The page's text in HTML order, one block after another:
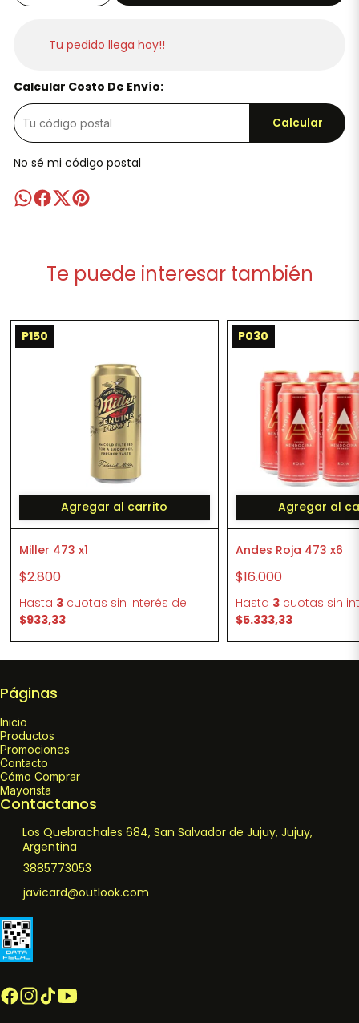
Tu pedido llega hoy!!
Calcular Costo De Envío:
Calcular
No sé mi código postal
Te puede interesar también
P150
Agregar al carrito
Miller 473 x1
$2.800
Hasta 3cuotas sin interés de
$933,33
P030
Agregar al
Andes Roja 473 x6
$16.000
Hasta 3 cuotas sin
$5.333,33
Páginas
Inicio
Productos
Promociones
Contacto
Cómo Comprar
Mayorista
Contactanos
Los Quebrachales 684, San Salvador de Jujuy, Jujuy,
Argentina
3885773053
javicard@outlook.com